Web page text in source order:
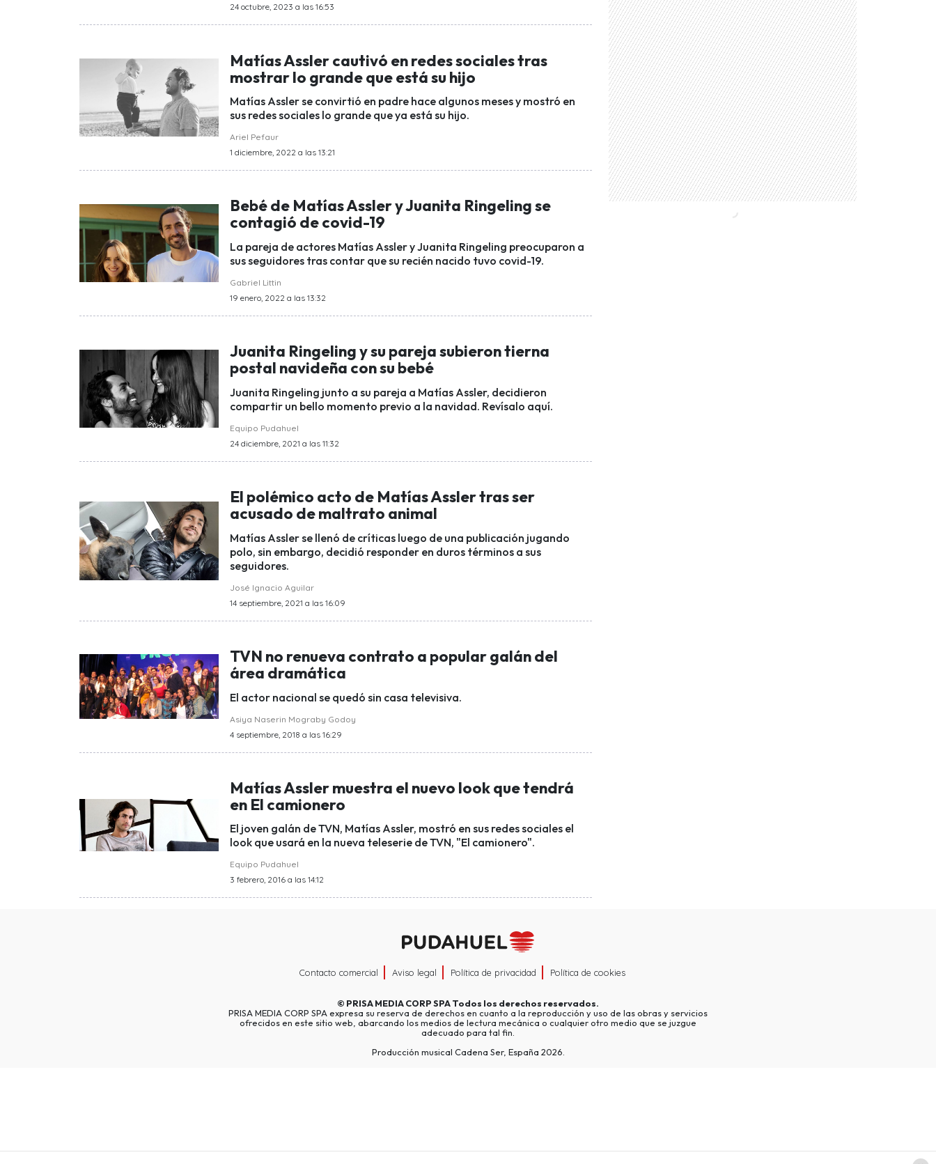
24 octubre, 2023 a las 16:53
Matías Assler cautivó en redes sociales tras
mostrar lo grande que está su hijo
Matías Assler se convirtió en padre hace algunos meses y mostró en
sus redes sociales lo grande que ya está su hijo.
Ariel Pefaur
1 diciembre, 2022 a las 13:21
Bebé de Matías Assler y Juanita Ringeling se
contagió de covid-19
La pareja de actores Matías Assler y Juanita Ringeling preocuparon a
sus seguidores tras contar que su recién nacido tuvo covid-19.
Gabriel Littin
19 enero, 2022 a las 13:32
Juanita Ringeling y su pareja subieron tierna
postal navideña con su bebé
Juanita Ringeling junto a su pareja a Matías Assler, decidieron
compartir un bello momento previo a la navidad. Revísalo aquí.
Equipo Pudahuel
24 diciembre, 2021 a las 11:32
El polémico acto de Matías Assler tras ser
acusado de maltrato animal
Matías Assler se llenó de críticas luego de una publicación jugando
polo, sin embargo, decidió responder en duros términos a sus
seguidores.
José Ignacio Aguilar
14 septiembre, 2021 a las 16:09
TVN no renueva contrato a popular galán del
área dramática
El actor nacional se quedó sin casa televisiva.
Asiya Naserin Mograby Godoy
4 septiembre, 2018 a las 16:29
Matías Assler muestra el nuevo look que tendrá
en El camionero
El joven galán de TVN, Matías Assler, mostró en sus redes sociales el
look que usará en la nueva teleserie de TVN, "El camionero".
Equipo Pudahuel
3 febrero, 2016 a las 14:12
Contacto comercial Aviso legal Política de privacidad Política de cookies
© PRISA MEDIA CORP SPATodos los derechos reservados.
PRISA MEDIA CORP SPA expresa su reserva de derechos en cuanto a la reproducción y uso de las obras y servicios
ofrecidos en este sitio web, abarcando los medios de lectura mecánica o cualquier otro medio que se juzgue
adecuado para tal fin.
Producción musical Cadena Ser, España 2026.